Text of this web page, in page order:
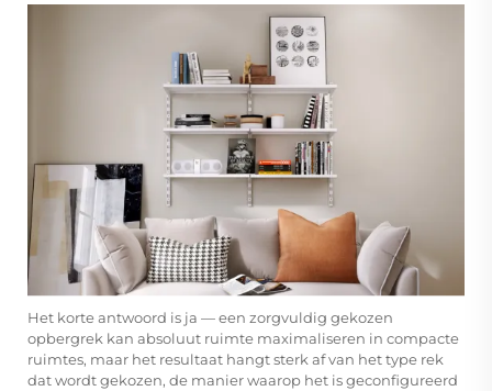
Het korte antwoord is ja — een zorgvuldig gekozen
opbergrek kan absoluut ruimte maximaliseren in compacte
ruimtes, maar het resultaat hangt sterk af van het type rek
dat wordt gekozen, de manier waarop het is geconfigureerd